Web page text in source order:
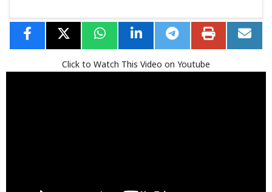
Click to Watch This Video on Youtube